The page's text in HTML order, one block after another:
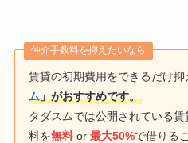
仲介手数料を抑えたいなら
賃貸の初期費用をできるだけ
ム」がおすすめです。
タダスムでは公開されている
料を無料 or最大50%で借りる